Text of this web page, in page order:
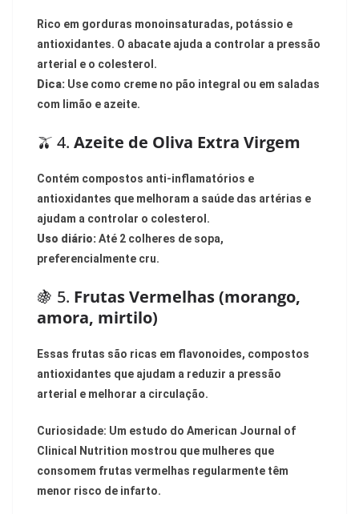
Rico em gorduras monoinsaturadas, potássio e
antioxidantes. O abacate ajuda a controlar a pressão
arterial e o colesterol.
Dica: Use como creme no pão integral ou em saladas
com limão e azeite.
🫒 4. Azeite de Oliva Extra Virgem
Contém compostos anti-inflamatórios e
antioxidantes que melhoram a saúde das artérias e
ajudam a controlar o colesterol.
Uso diário:Até 2 colheres de sopa,
preferencialmente cru.
🍇 5. Frutas Vermelhas (morango,
amora, mirtilo)
Essas frutas são ricas em flavonoides, compostos
antioxidantes que ajudam a reduzir a pressão
arterial e melhorar a circulação.
Curiosidade: Um estudo do American Journal of
Clinical Nutrition mostrou que mulheres que
consomem frutas vermelhas regularmente têm
menor risco de infarto.